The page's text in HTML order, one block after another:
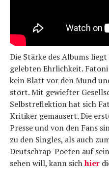
Die Stärke des Albums
gelebten Ehrlichkeit.
kein Blatt vor den Mund
stört. Mit gewiefter
Selbstreflektion hat sich
Kritiker gemausert. Die
Presse und von den Fans
zu den Singles, als auch
Deutschrap-Poeten auf
sehen will, kann sichhier